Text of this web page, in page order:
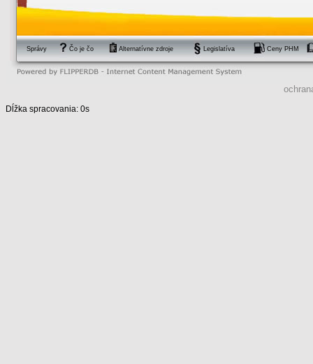
Správy Čo je čo Alternatívne zdroje Legislatíva Ceny PHM
Dĺžka spracovania: 0s